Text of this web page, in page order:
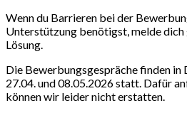
Wenn du Barrieren bei der
Unterstützung benötigst, melde dich
Lösung.
Die Bewerbungsgespräche finden in
27.04. und 08.05.2026 statt. Dafür
können wir leider nicht erstatten.